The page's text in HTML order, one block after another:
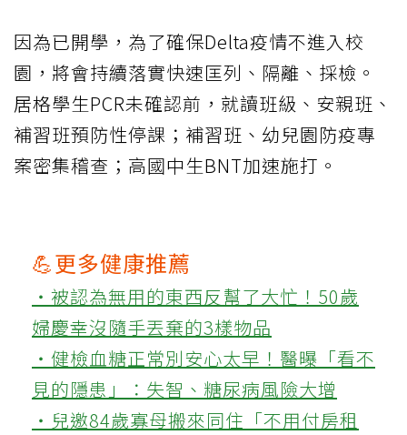
因為已開學，為了確保Delta疫情不進入校
園，將會持續落實快速匡列、隔離、採檢。
居格學生PCR未確認前，就讀班級、安親班、
補習班預防性停課；補習班、幼兒園防疫專
案密集稽查；高國中生BNT加速施打。
💪更多健康推薦
‧被認為無用的東西反幫了大忙！50歲
婦慶幸沒隨手丟棄的3樣物品
‧健檢血糖正常別安心太早！醫曝「看不
見的隱患」：失智、糖尿病風險大增
‧兒邀84歲寡母搬來同住「不用付房租